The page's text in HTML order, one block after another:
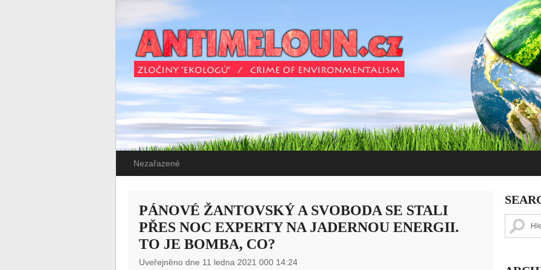
Nezařazené
PÁNOVÉ ŽANTOVSKÝ A SVOBODA SE STALI
PŘES NOC EXPERTY NA JADERNOU ENERGII.
TO JE BOMBA, CO?
Uveřejněno dne 11 ledna 2021 000 14:24